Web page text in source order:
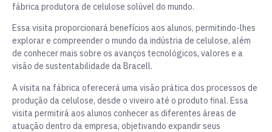
fábrica produtora de celulose solúvel do mundo.
Essa visita proporcionará benefícios aos alunos, permitindo-lhes
explorar e compreender o mundo da indústria de celulose, além
de conhecer mais sobre os avanços tecnológicos, valores e a
visão de sustentabilidade da Bracell.
A visita na fábrica oferecerá uma visão prática dos processos de
produção da celulose, desde o viveiro até o produto final. Essa
visita permitirá aos alunos conhecer as diferentes áreas de
atuação dentro da empresa, objetivando expandir seus